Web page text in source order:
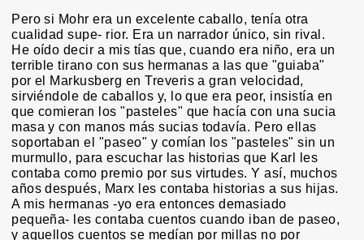
Pero si Mohr era un excelente caballo, tenía otra
cualidad supe- rior. Era un narrador único, sin rival.
He oído decir a mis tías que, cuando era niño, era un
terrible tirano con sus hermanas a las que "guiaba"
por el Markusberg en Treveris a gran velocidad,
sirviéndole de caballos y, lo que era peor, insistía en
que comieran los "pasteles" que hacía con una sucia
masa y con manos más sucias todavía. Pero ellas
soportaban el "paseo" y comían los "pasteles" sin un
murmullo, para escuchar las historias que Karl les
contaba como premio por sus virtudes. Y así, muchos
años después, Marx les contaba historias a sus hijas.
A mis hermanas -yo era entonces demasiado
pequeña- les contaba cuentos cuando iban de paseo,
y aquellos cuentos se medían por millas no por